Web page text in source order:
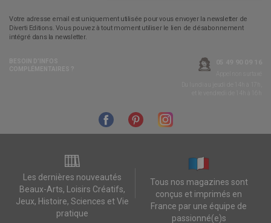
Votre adresse email est uniquement utilisée pour vous envoyer la newsletter de
Diverti Editions. Vous pouvez à tout moment utiliser le lien de désabonnement
intégré dans la newsletter.
Les dernières nouveautés
Beaux-Arts, Loisirs Créatifs,
Jeux, Histoire, Sciences et Vie
pratique
Tous nos magazines sont
conçus et imprimés en
France par une équipe de
passionné(e)s